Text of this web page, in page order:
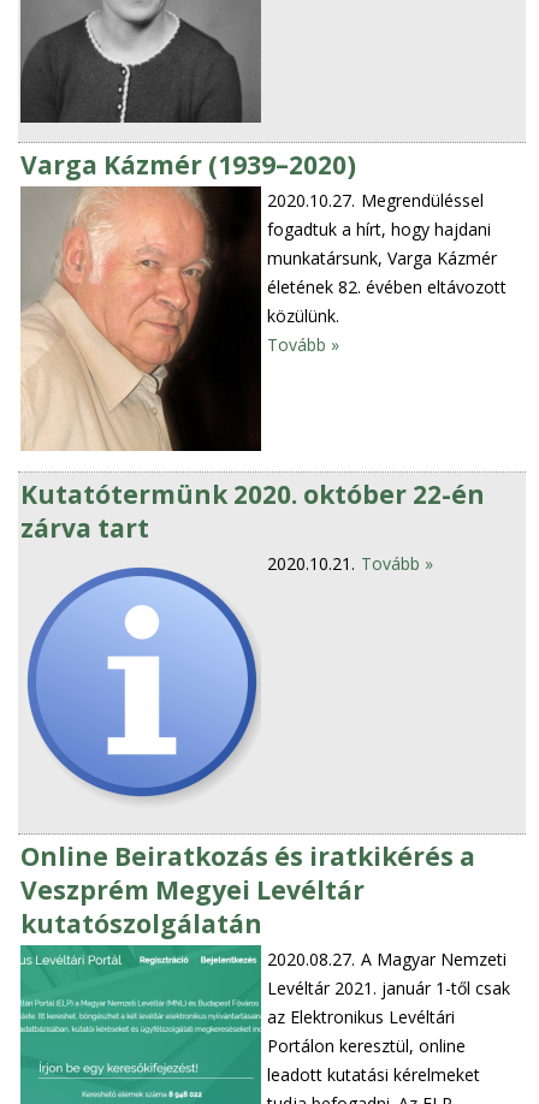
Varga Kázmér (1939–2020)
2020.10.27. Megrendüléssel
fogadtuk a hírt, hogy hajdani
munkatársunk, Varga Kázmér
életének 82. évében eltávozott
közülünk.
Tovább »
Kutatótermünk 2020. október 22-én
zárva tart
2020.10.21. Tovább »
Online Beiratkozás és iratkikérés a
Veszprém Megyei Levéltár
kutatószolgálatán
2020.08.27. A Magyar Nemzeti
Levéltár 2021. január 1-től csak
az Elektronikus Levéltári
Portálon keresztül, online
leadott kutatási kérelmeket